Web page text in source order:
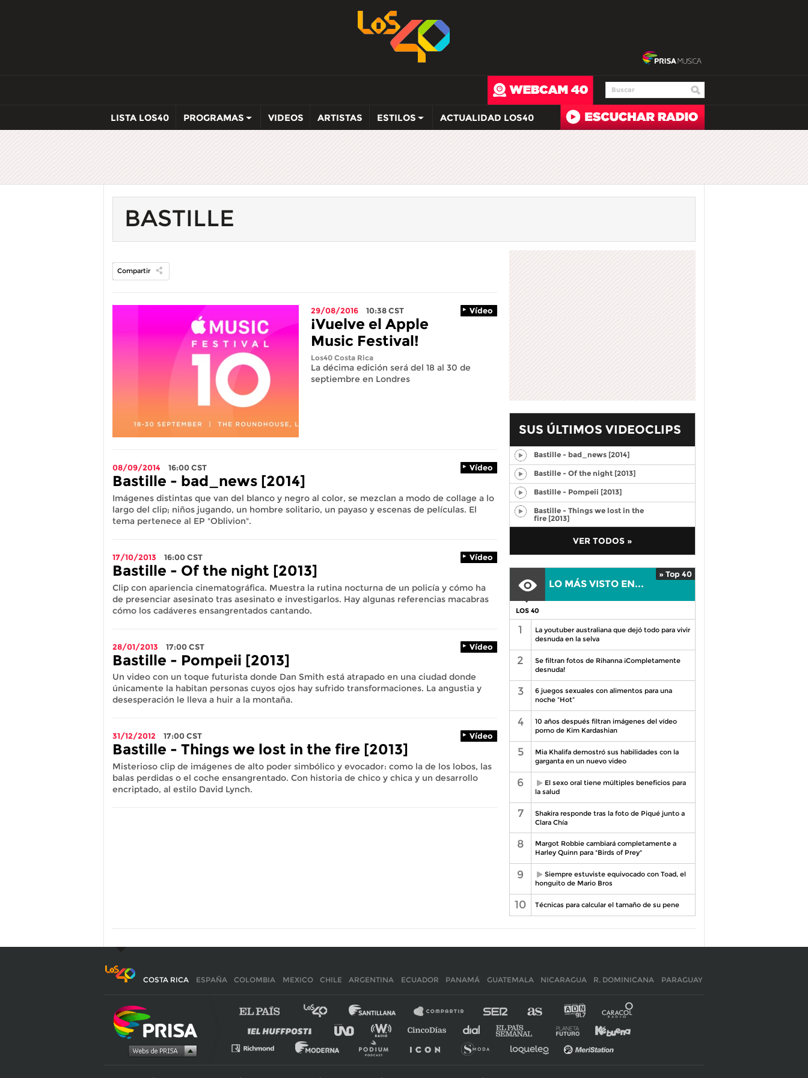
LISTA LOS40 PROGRAMAS VIDEOS ARTISTAS ESTILOS ACTUALIDAD LOS40
BASTILLE
Compartir
29/08/2016 10:38CST Vídeo
¡Vuelve el Apple
Music Festival!
Los40 Costa Rica
La décima edición será del 18 al 30 de
septiembre en Londres
08/09/2014 16:00CST Vídeo
Bastille - bad_news [2014]
Imágenes distintas que van del blanco y negro al color, se mezclan a modo de collage a lo
largo del clip; niños jugando, un hombre solitario, un payaso y escenas de películas. El
tema pertenece al EP "Oblivion".
17/10/2013 16:00CST Vídeo
Bastille - Of the night [2013]
Clip con apariencia cinematográfica. Muestra la rutina nocturna de un policía y cómo ha
de presenciar asesinato tras asesinato e investigarlos. Hay algunas referencias macabras
cómo los cadáveres ensangrentados cantando.
28/01/2013 17:00CST Vídeo
Bastille - Pompeii [2013]
Un video con un toque futurista donde Dan Smith está atrapado en una ciudad donde
únicamente la habitan personas cuyos ojos hay sufrido transformaciones. La angustia y
desesperación le lleva a huir a la montaña.
31/12/2012 17:00CST Vídeo
Bastille - Things we lost in the fire [2013]
Misterioso clip de imágenes de alto poder simbólico y evocador: como la de los lobos, las
balas perdidas o el coche ensangrentado. Con historia de chico y chica y un desarrollo
encriptado, al estilo David Lynch.
SUS ÚLTIMOS VIDEOCLIPS
Bastille - bad_news [2014]
Bastille - Of the night [2013]
Bastille - Pompeii [2013]
Bastille - Things we lost in the
fire [2013]
VER TODOS »
LO MÁS VISTO EN...
» Top 40
LOS 40
1
La youtuber australiana que dejó todo para vivir
desnuda en la selva
2
Se filtran fotos de Rihanna ¡Completamente
desnuda!
3
6 juegos sexuales con alimentos para una
noche “Hot”
4
10 años después filtran imágenes del vídeo
porno de Kim Kardashian
5
Mia Khalifa demostró sus habilidades con la
garganta en un nuevo video
6
El sexo oral tiene múltiples beneficios para
la salud
7
Shakira responde tras la foto de Piqué junto a
Clara Chía
8
Margot Robbie cambiará completamente a
Harley Quinn para "Birds of Prey"
9
Siempre estuviste equivocado con Toad, el
honguito de Mario Bros
10 Técnicas para calcular el tamaño de su pene
COSTA RICA ESPAÑA COLOMBIA MEXICO CHILE ARGENTINA ECUADOR PANAMÁ GUATEMALA NICARAGUA R. DOMINICANA PARAGUAY